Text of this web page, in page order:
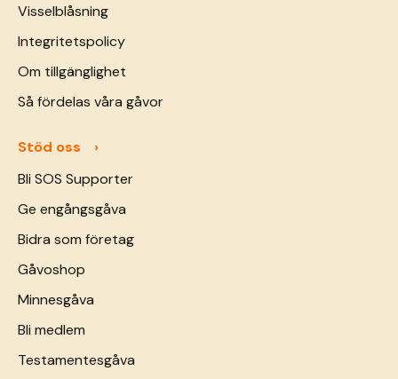
Visselblåsning
Integritetspolicy
Om tillgänglighet
Så fördelas våra gåvor
Stöd oss
Bli SOS Supporter
Ge engångsgåva
Bidra som företag
Gåvoshop
Minnesgåva
Bli medlem
Testamentesgåva